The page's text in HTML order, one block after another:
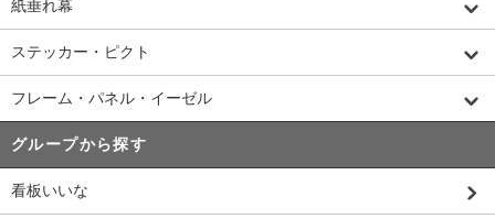
紙垂れ幕
ステッカー・ピクト
フレーム・パネル・イーゼル
グループから探す
看板いいな